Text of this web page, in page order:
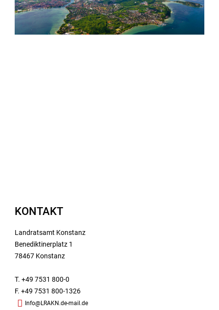
KONTAKT
Landratsamt Konstanz
Benediktinerplatz 1
78467 Konstanz
T. +49 7531 800-0
F. +49 7531 800-1326
Info@LRAKN.de-mail.de